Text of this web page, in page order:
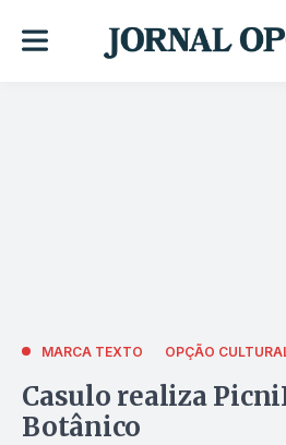
MARCA TEXTO OPÇÃO
Casulo realiza
Botânico